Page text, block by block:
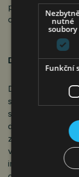
pro diabetes
organizací a v
Diabetologické
DIAvize jako
spektrum
střechou. Jedním
diabetologické
základě
více odborností,
individuální
nutné
soubory
Funkční